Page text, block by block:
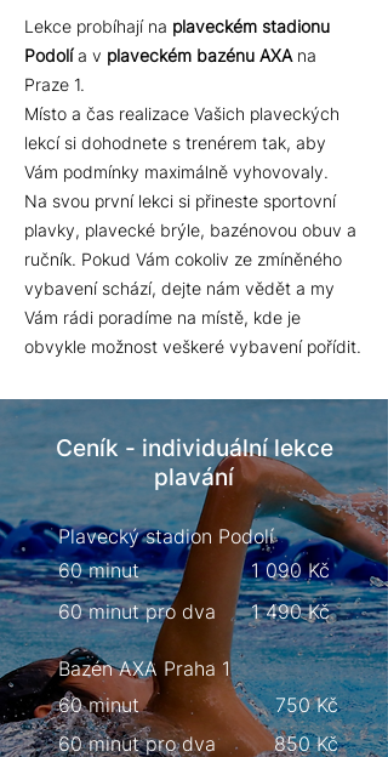
Lekce probíhají na plaveckém stadionu
Podolía v plaveckém bazénu AXA na
Praze 1.
Místo a čas realizace Vašich plaveckých
lekcí si dohodnete s trenérem tak, aby
Vám podmínky maximálně vyhovovaly.
Na svou první lekci si přineste sportovní
plavky, plavecké brýle, bazénovou obuv a
ručník. Pokud Vám cokoliv ze zmíněného
vybavení schází, dejte nám vědět a my
Vám rádi poradíme na místě, kde je
obvykle možnost veškeré vybavení pořídit.
Ceník - individuálnílekce
plavání
Plavecký stadion Podolí
60 minut
1 090 Kč
60 minut pro dva
1 490 Kč
Bazén AXA Praha 1
60 minut
750 Kč
60 minut pro dva
850 Kč